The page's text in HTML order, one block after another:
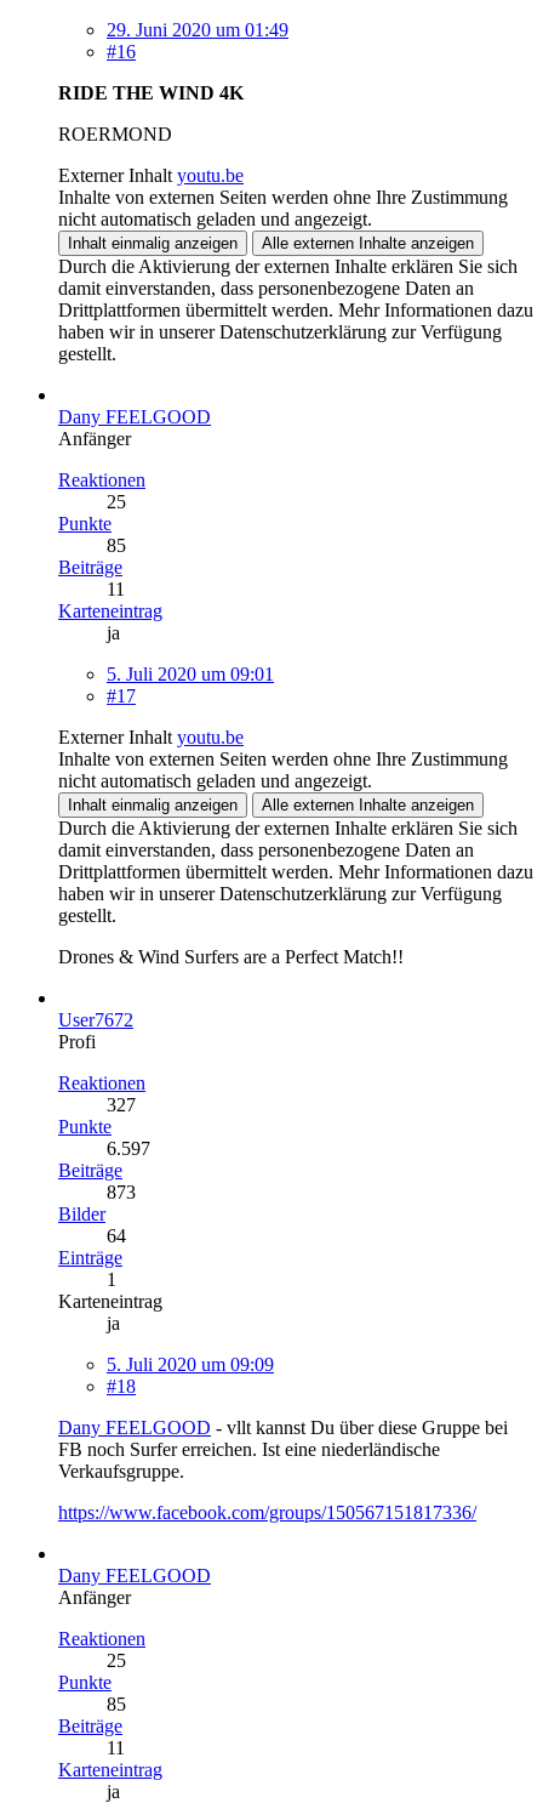
29. Juni 2020 um 01:49
#16
RIDE THE WIND 4K
ROERMOND
Externer Inhalt youtu.be
Inhalte von externen Seiten werden ohne Ihre Zustimmung
nicht automatisch geladen und angezeigt.
Inhalt einmalig anzeigen Alle externen Inhalte anzeigen
Durch die Aktivierung der externen Inhalte erklären Sie sich
damit einverstanden, dass personenbezogene Daten an
Drittplattformen übermittelt werden. Mehr Informationen dazu
haben wir in unserer Datenschutzerklärung zur Verfügung
gestellt.
Dany FEELGOOD
Anfänger
Reaktionen
25
Punkte
85
Beiträge
11
Karteneintrag
ja
5. Juli 2020 um 09:01
#17
Externer Inhalt youtu.be
Inhalte von externen Seiten werden ohne Ihre Zustimmung
nicht automatisch geladen und angezeigt.
Inhalt einmalig anzeigen Alle externen Inhalte anzeigen
Durch die Aktivierung der externen Inhalte erklären Sie sich
damit einverstanden, dass personenbezogene Daten an
Drittplattformen übermittelt werden. Mehr Informationen dazu
haben wir in unserer Datenschutzerklärung zur Verfügung
gestellt.
Drones & Wind Surfers are a Perfect Match!!
User7672
Profi
Reaktionen
327
Punkte
6.597
Beiträge
873
Bilder
64
Einträge
1
Karteneintrag
ja
5. Juli 2020 um 09:09
#18
Dany FEELGOOD - vllt kannst Du über diese Gruppe bei
FB noch Surfer erreichen. Ist eine niederländische
Verkaufsgruppe.
https://www.facebook.com/groups/150567151817336/
Dany FEELGOOD
Anfänger
Reaktionen
25
Punkte
85
Beiträge
11
Karteneintrag
ja